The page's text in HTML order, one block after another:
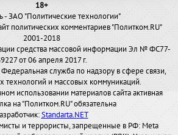
18+
- ЗАО "Политические технологии"
политических комментариев "Политком.RU"
2001-2018
средства массовой информации Эл № ФС77-
от 06 апреля 2017 г.
служба по надзору в сфере связи,
технологий и массовых коммуникаций.
использовании материалов сайта активная
на "Политком.RU" обязательна
Standarta.NET
и террористы, запрещенные в РФ: Meta